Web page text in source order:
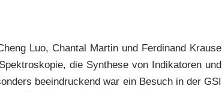
Luo, Chantal Martin und Ferdinand Krause
die Synthese von Indikatoren und
beeindruckend war ein Besuch in der GSI